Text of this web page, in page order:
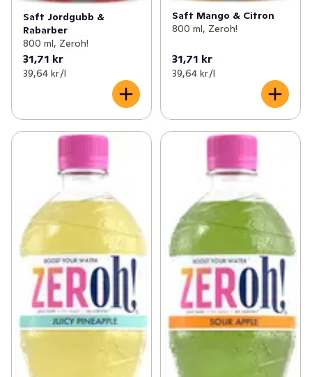
Saft Jordgubb &
Rabarber
800 ml, Zeroh!
31,71 kr
39,64 kr /l
Saft Mango & Citron
800 ml, Zeroh!
31,71 kr
39,64 kr /l